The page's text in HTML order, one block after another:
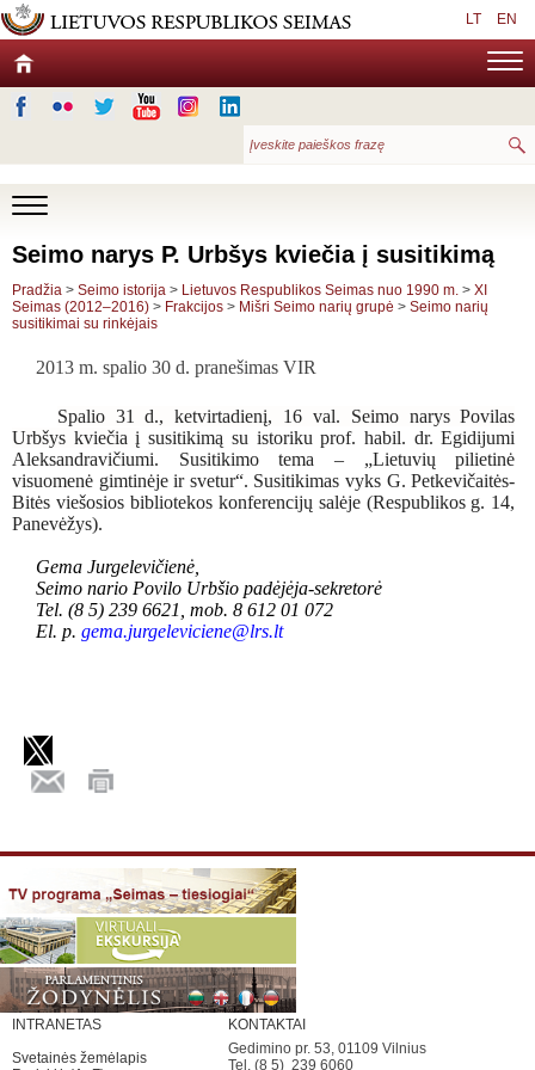
LT EN
Seimo narys P. Urbšys kviečia į susitikimą
Pradžia > Seimo istorija > Lietuvos Respublikos Seimas nuo 1990 m. > XI
Seimas (2012–2016) > Frakcijos > Mišri Seimo narių grupė > Seimo narių
susitikimai su rinkėjais
2013 m. spalio 30 d. pranešimas VIR
Spalio 31 d., ketvirtadienį, 16 val. Seimo narys Povilas
Urbšys kviečia į susitikimą su istoriku prof. habil. dr. Egidijumi
Aleksandravičiumi. Susitikimo tema – „Lietuvių pilietinė
visuomenė gimtinėje ir svetur“. Susitikimas vyks G. Petkevičaitės-
Bitės viešosios bibliotekos konferencijų salėje (Respublikos g. 14,
Panevėžys).
Gema Jurgelevičienė,
Seimo nario Povilo Urbšio padėjėja-sekretorė
Tel. (8 5) 239 6621, mob. 8 612 01 072
El. p. gema.jurgeleviciene@lrs.lt
INTRANETAS
Svetainės žemėlapis
KONTAKTAI
Gedimino pr. 53, 01109 Vilnius
Tel. (8 5) 239 6060